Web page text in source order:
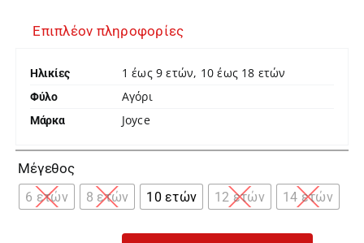
Επιπλέον πληροφορίες
Ηλικίες 1 έως 9 ετών, 10 έως 18 ετών
Φύλο Αγόρι
Μάρκα Joyce
Μέγεθος
6 ετών 8 ετών 10 ετών 12 ετών 14 ετών